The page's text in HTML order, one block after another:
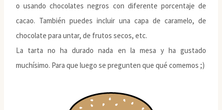
o usando chocolates negros con diferente porcentaje de
cacao. También puedes incluir una capa de caramelo, de
chocolate para untar, de frutos secos, etc.
La tarta no ha durado nada en la mesa y ha gustado
muchísimo. Para que luego se pregunten que qué comemos ;)